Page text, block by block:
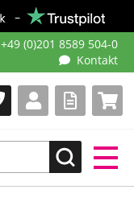
+49 (0)201 8589 504-0
Kontakt